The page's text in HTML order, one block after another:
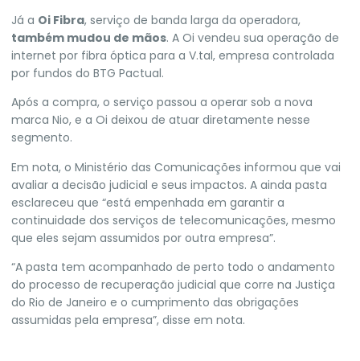
Já a Oi Fibra, serviço de banda larga da operadora,
também mudou de mãos. A Oi vendeu sua operação de
internet por fibra óptica para a V.tal, empresa controlada
por fundos do BTG Pactual.
Após a compra, o serviço passou a operar sob a nova
marca Nio, e a Oi deixou de atuar diretamente nesse
segmento.
Em nota, o Ministério das Comunicações informou que vai
avaliar a decisão judicial e seus impactos. A ainda pasta
esclareceu que “está empenhada em garantir a
continuidade dos serviços de telecomunicações, mesmo
que eles sejam assumidos por outra empresa”.
“A pasta tem acompanhado de perto todo o andamento
do processo de recuperação judicial que corre na Justiça
do Rio de Janeiro e o cumprimento das obrigações
assumidas pela empresa”, disse em nota.